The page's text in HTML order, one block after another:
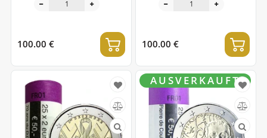
100.00 € 100.00 €
AUSVERKAUFT